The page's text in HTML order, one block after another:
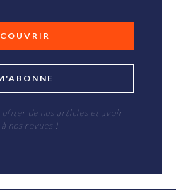
de nos articles et avoir
à nos revues !